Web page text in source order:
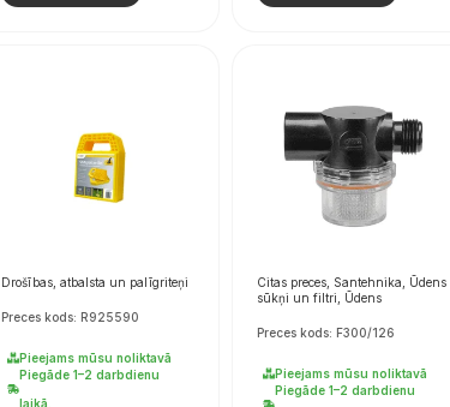
Drošības, atbalsta un palīgriteņi
Preces kods: R925590
Pieejams mūsu noliktavā
Piegāde 1–2 darbdienu
laikā.
Citas preces, Santehnika, Ūdens
sūkņi un filtri, Ūdens
Preces kods: F300/126
Pieejams mūsu noliktavā
Piegāde 1–2 darbdienu